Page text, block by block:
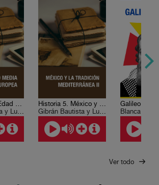
Historia 6. La Edad Media europea
Gibrán Bautista y Lugo
Historia 5. México y la tradición mediterránea II
Gibrán Bautista y Lugo
Galileo
Ver todo